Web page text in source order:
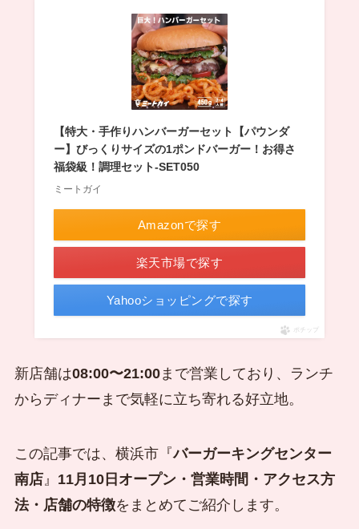
【特大・手作りハンバーガーセット【パウンダ
ー】びっくりサイズの1ポンドバーガー！お得さ
福袋級！調理セット-SET050
ミートガイ
Amazonで探す
楽天市場で探す
Yahooショッピングで探す
ポチップ
新店舗は08:00〜21:00まで営業しており、ランチ
からディナーまで気軽に立ち寄れる好立地。
この記事では、横浜市『バーガーキングセンター
南店』 11月10日オープン・営業時間・アクセス方
法・店舗の特徴をまとめてご紹介します。